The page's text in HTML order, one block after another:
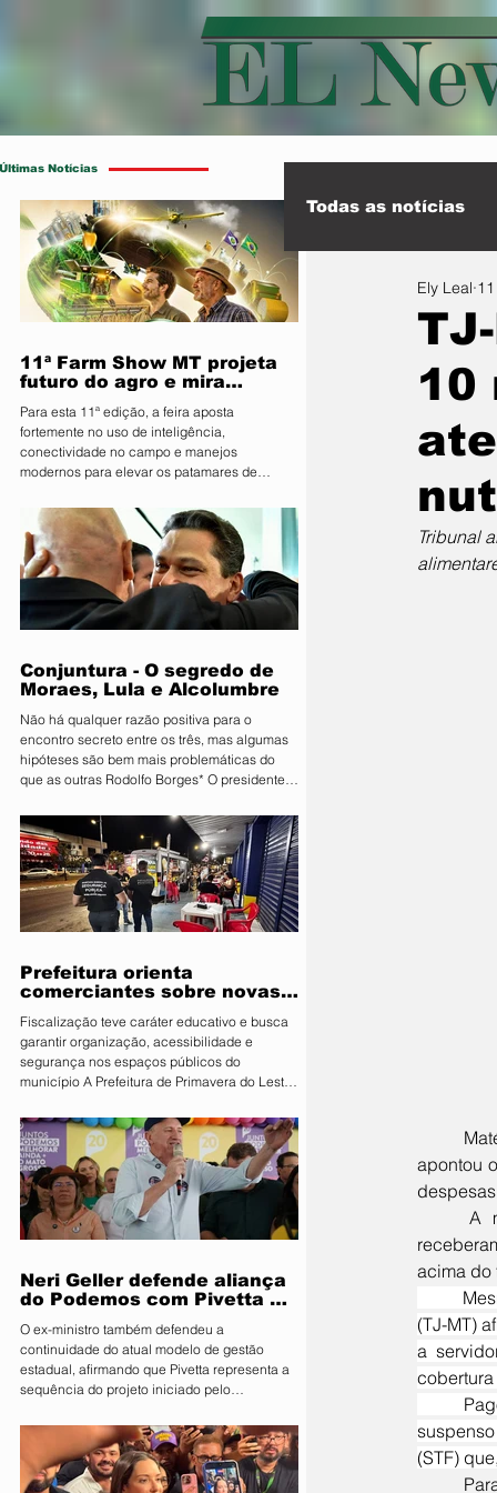
Últimas Notícias
11ª Farm Show MT projeta
futuro do agro e mira
sociedade
Para esta 11ª edição, a feira aposta
fortemente no uso de inteligência,
conectividade no campo e manejos
modernos para elevar os patamares de
Primavera do Leste deu o pontapé inicial para
uma das maiores vitrines tecnológicas do
Centro-Oeste. A organização lançou
oficialmente a 11ª edição da Farm Show MT.
Consolidada como um ambiente de negócios
que movimenta quantias milionárias, a feira
traz como principal bandeira o lema
Conjuntura - O segredo de
Moraes, Lula e Alcolumbre
Não há qualquer razão positiva para o
encontro secreto entre os três, mas algumas
hipóteses são bem mais problemáticas do
que as outras Rodolfo Borges* O presidente
direita na foto), esteve na casa do ministro e
próximo presidente do Supremo Tribunal
Federal (STF) Alexandre de Moraes (à
esquerda na foto) na noite de terça-feira, 4.
Questionado sobre o que foi discutido no
encontro, que também contou com a
Prefeitura orienta
comerciantes sobre novas
trucks
Fiscalização teve caráter educativo e busca
garantir organização, acessibilidade e
segurança nos espaços públicos do
município A Prefeitura de Primavera do Leste,
Segurança Pública e Mobilidade Urbana, em
parceria com a Fiscalização de Obras e
Posturas, realizou uma ação de orientação
aos proprietários de food trucks e
comerciantes ambulantes na noite desta
sexta-feira (31), sobre as novas regras para
utilização de mesas e cadeiras em espa
Neri Geller defende aliança
do Podemos com Pivetta e
com esse acordo
O ex-ministro também defendeu a
continuidade do atual modelo de gestão
estadual, afirmando que Pivetta representa a
sequência do projeto iniciado pelo
deputado federal pelo Podemos, Neri Geller,
participa nesta terça-feira (4) da convenção
do Republicanos e afirmou acreditar que o
partido deve oficializar uma aliança com a
Todas as notícias
Esporte
10
Ely Leal
Tribunal
apontou
acima do
(TJ-MT)
a
(STF)